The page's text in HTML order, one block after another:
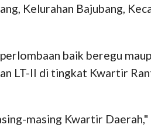
Kelurahan Bajubang,
baik beregu
LT-II di tingkat Kwartir
masing Kwartir